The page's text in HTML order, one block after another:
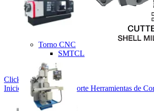
Torno CNC
SMTCL
Click to enlarge
Inicio
Herramienta de corte Herramientas de